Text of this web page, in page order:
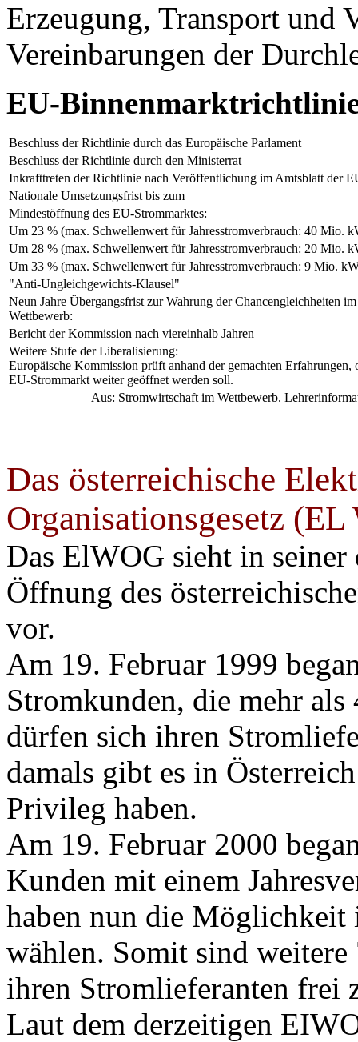
Erzeugung, Transport und
Vereinbarungen der
EU-
Beschluss der Richtlinie durch das Europäische Parlament
Beschluss der Richtlinie durch den Ministerrat
Inkrafttreten der Richtlinie nach Veröffentlichung im Amtsblatt der
Nationale Umsetzungsfrist bis zum
Mindestöffnung des EU-Strommarktes:
Um 23 % (max. Schwellenwert für Jahresstromverbrauch: 40 Mio.
Um 28 % (max. Schwellenwert für Jahresstromverbrauch: 20 Mio.
Um 33 % (max. Schwellenwert für Jahresstromverbrauch: 9 Mio.
"Anti-Ungleichgewichts-Klausel"
Neun Jahre Übergangsfrist zur Wahrung der Chancengleichheiten im
Wettbewerb:
Bericht der Kommission nach viereinhalb Jahren
Weitere Stufe der Liberalisierung:
Europäische Kommission prüft anhand der gemachten Erfahrungen,
EU-Strommarkt weiter geöffnet werden soll.
Aus: Stromwirtschaft im Wettbewerb.
Das österreichische
Organisationsgesetz (EL
Das ElWOG sieht in
Öffnung des
vor.
Am 19. Februar 1999
Stromkunden, die mehr als
dürfen sich ihren
damals gibt es in
Privileg haben.
Am 19. Februar 2000
Kunden mit einem
haben nun die Möglichkeit
wählen. Somit sind
ihren Stromlieferanten frei
Laut dem derzeitigen